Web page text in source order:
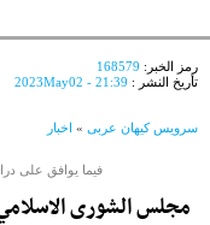
رمز الخبر: 168579
تأريخ النشر : 2023May02 - 21:39
سرویس کیهان عربی » اخبار
فيما يوافق على
مجلس الشورى الاسلامي